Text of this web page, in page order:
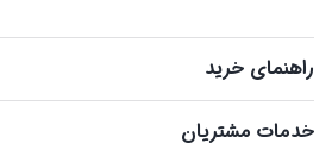
راهنمای خرید
خدمات مشتریان